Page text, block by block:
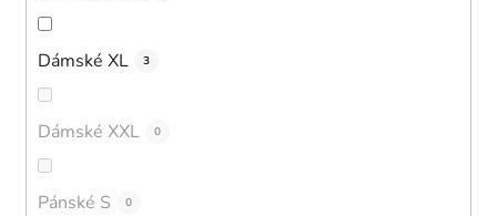
Dámské XL 3
Dámské XXL 0
Pánské S 0